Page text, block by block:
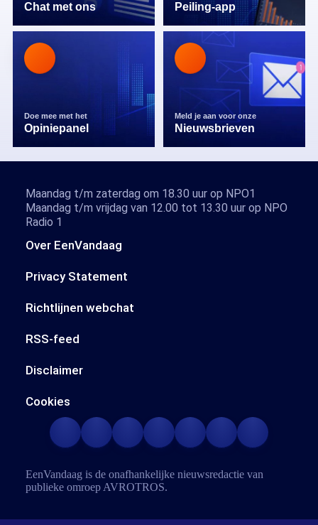
Chat met ons Peiling-app
Doe mee met het
Opiniepanel
Meld je aan voor onze
Nieuwsbrieven
Over EenVandaag
Privacy Statement
Richtlijnen webchat
RSS-feed
Disclaimer
Cookies
Maandag t/m zaterdag om 18.30 uur op NPO1
Maandag t/m vrijdag van 12.00 tot 13.30 uur op NPO
Radio 1
EenVandaag is de onafhankelijke nieuwsredactie van
publieke omroep AVROTROS.